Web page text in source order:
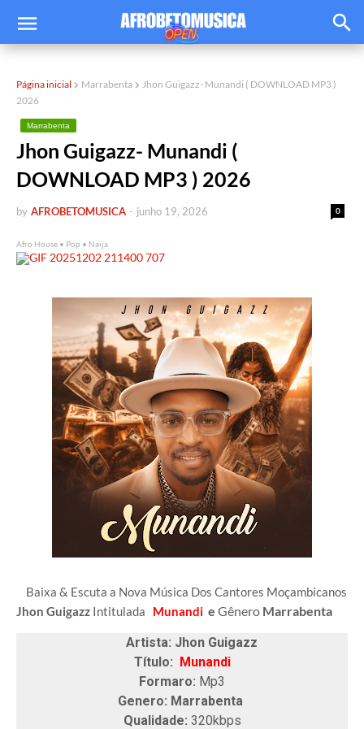
Página inicial Marrabenta
Jhon Guigazz- Munandi ( DOWNLOAD MP3 )
2026
Marrabenta
Jhon Guigazz- Munandi (
DOWNLOAD MP3 ) 2026
by AFROBETOMUSICA 0
- junho 19, 2026
Afro House • Pop • Naija
Baixa & Escuta a Nova Música Dos Cantores Moçambicanos
Jhon Guigazz Intitulada Munandi e Gênero Marrabenta
Artista: Jhon Guigazz
Título: Munandi
Formaro: Mp3
Genero: Marrabenta
Qualidade: 320kbps